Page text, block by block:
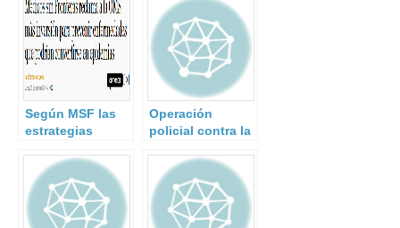
Según MSF las
estrategias
suficientemente
eficaces.
Operación
policial contra la
ilegal.